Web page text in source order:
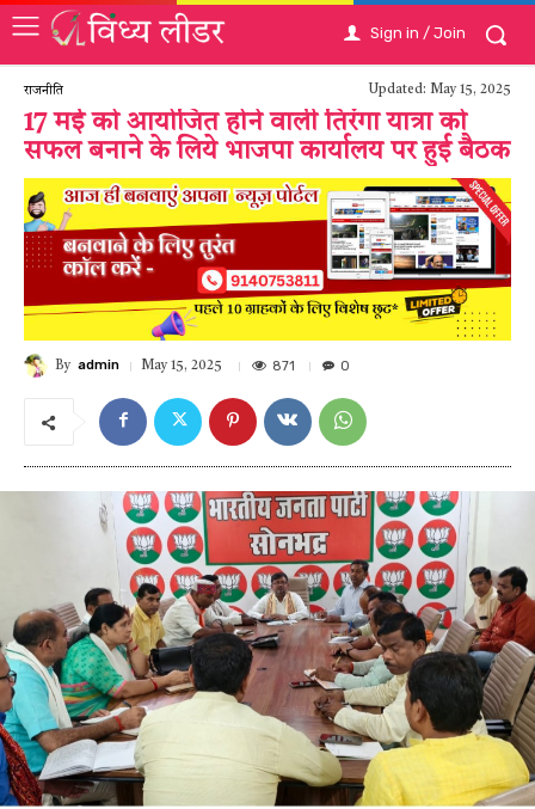
Sign in / Join
राजनीति Updated: May 15, 2025
17 मई को आयोजित होने वाली तिरंगा यात्रा को
सफल बनाने के लिये भाजपा कार्यालय पर हुई बैठक
By admin May 15, 2025 871 0